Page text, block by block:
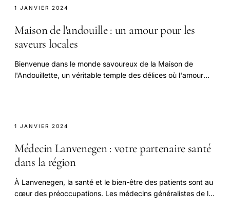
1 JANVIER 2024
Maison de l'andouille : un amour pour les
saveurs locales
Bienvenue dans le monde savoureux de la Maison de
l'Andouillette, un véritable temple des délices où l'amour
1 JANVIER 2024
Médecin Lanvenegen : votre partenaire santé
dans la région
À Lanvenegen, la santé et le bien-être des patients sont au
cœur des préoccupations. Les médecins généralistes de la